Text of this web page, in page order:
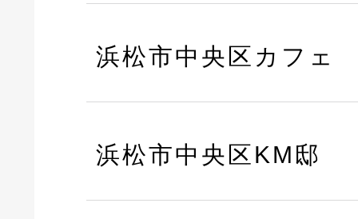
浜松市中央区カフェ
浜松市中央区KM邸